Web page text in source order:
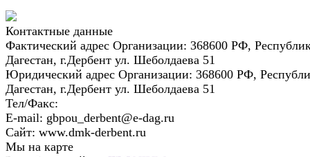
Контактные данные
Фактический адрес Организации: 368600 РФ,
Дагестан, г.Дербент ул. Шеболдаева 51
Юридический адрес Организации: 368600 РФ,
Дагестан, г.Дербент ул. Шеболдаева 51
Тел/Факс:
E-mail: gbpou_derbent@e-dag.ru
Сайт: www.dmk-derbent.ru
Мы на карте